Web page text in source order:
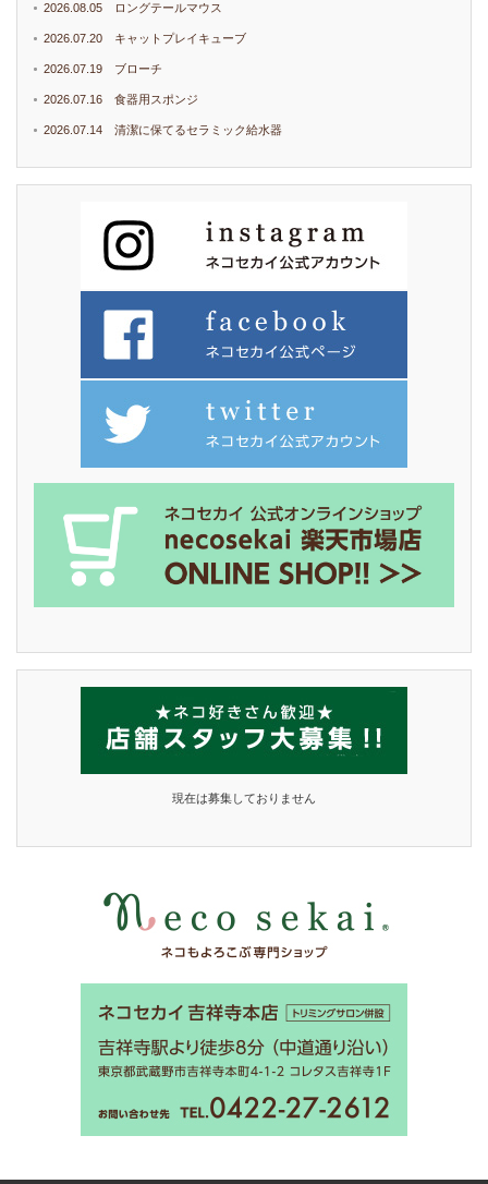
2026.08.05 ロングテールマウス
2026.07.20 キャットプレイキューブ
2026.07.19 ブローチ
2026.07.16 食器用スポンジ
2026.07.14 清潔に保てるセラミック給水器
現在は募集しておりません